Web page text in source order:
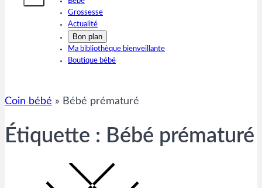
Grossesse
Actualité
Bon plan
Ma bibliothèque bienveillante
Boutique bébé
Coin bébé » Bébé prématuré
Étiquette : Bébé prématuré